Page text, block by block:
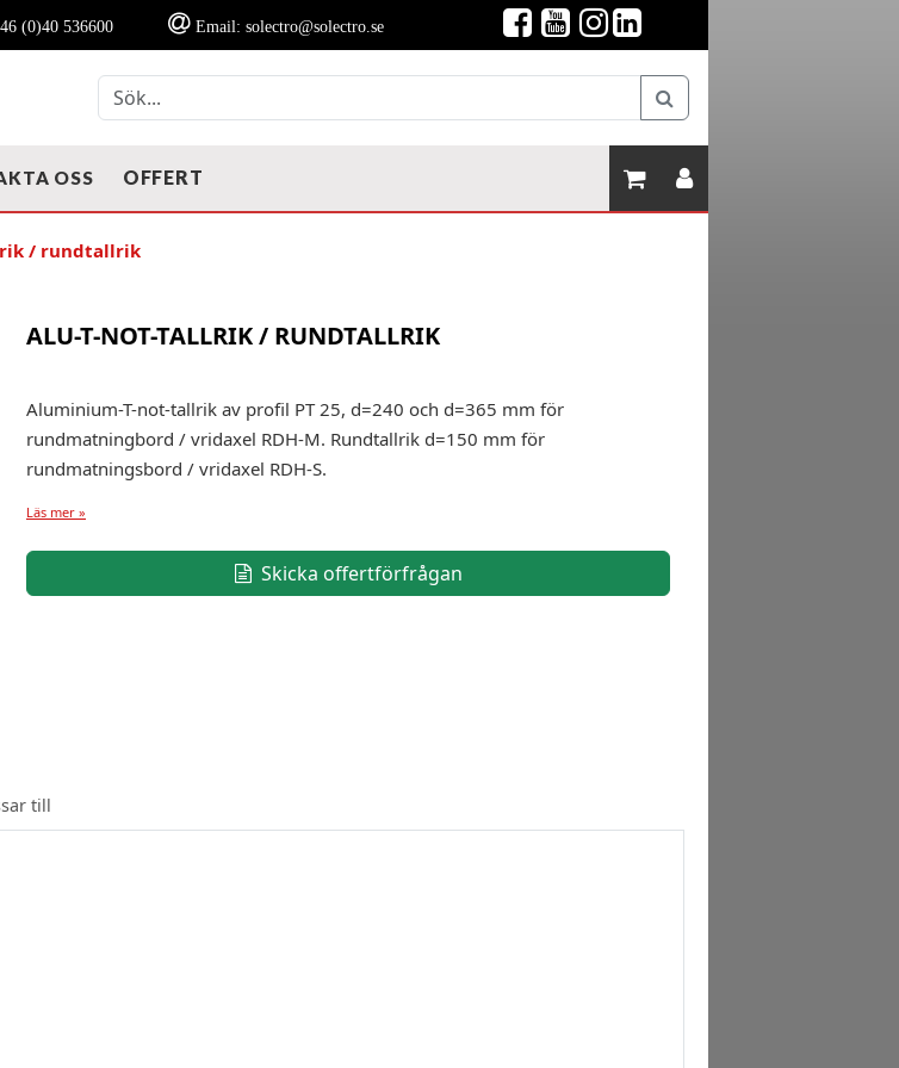
(0)40 536600 Email: solectro@solectro.se
OSS OFFERT
/ rundtallrik
ALU-T-NOT-TALLRIK / RUNDTALLRIK
Aluminium-T-not-tallrik av profil PT 25, d=240 och d=365 mm för
rundmatningbord / vridaxel RDH-M. Rundtallrik d=150 mm för
rundmatningsbord / vridaxel RDH-S.
Läs mer »
Skicka offertförfrågan
till